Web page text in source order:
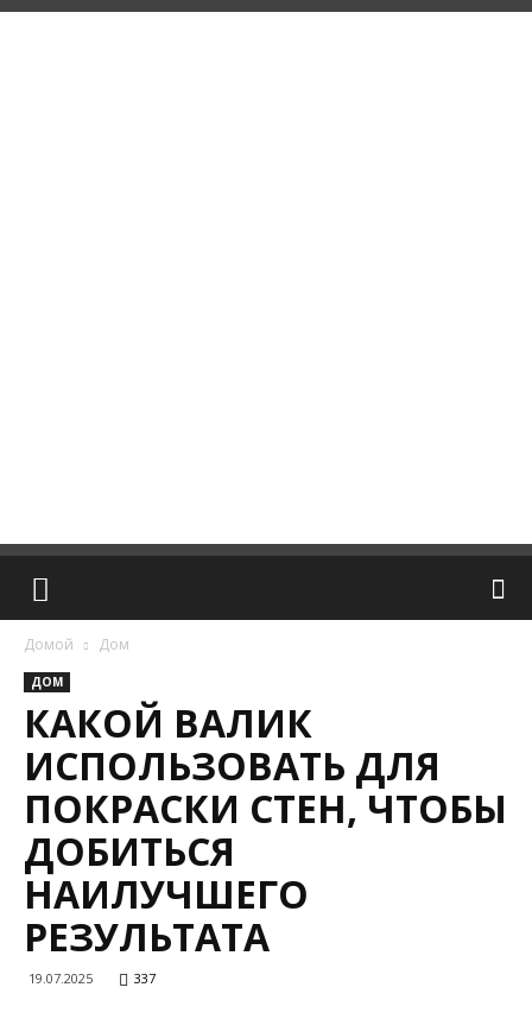
Домой Дом
ДОМ
КАКОЙ ВАЛИК
ИСПОЛЬЗОВАТЬ ДЛЯ
ПОКРАСКИ СТЕН, ЧТОБЫ
ДОБИТЬСЯ
НАИЛУЧШЕГО
РЕЗУЛЬТАТА
19.07.2025 337